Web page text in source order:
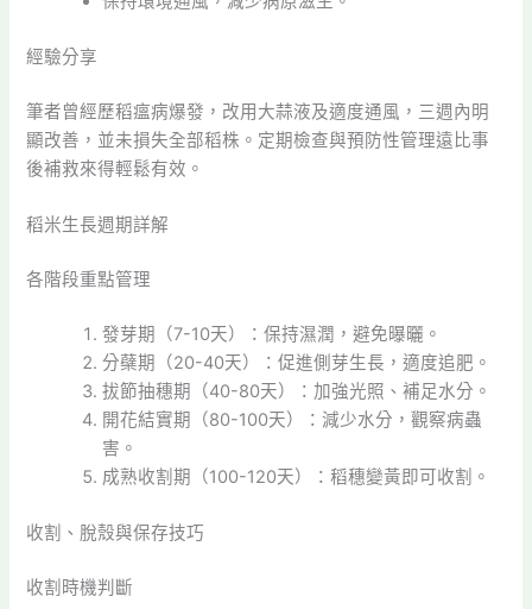
經驗分享
筆者曾經歷稻瘟病爆發，改用大蒜液及適度通風，三週內明
顯改善，並未損失全部稻株。定期檢查與預防性管理遠比事
後補救來得輕鬆有效。
稻米生長週期詳解
各階段重點管理
發芽期（7-10天）：保持濕潤，避免曝曬。
分蘗期（20-40天）：促進側芽生長，適度追肥。
拔節抽穗期（40-80天）：加強光照、補足水分。
開花結實期（80-100天）：減少水分，觀察病蟲
害。
成熟收割期（100-120天）：稻穗變黃即可收割。
收割、脫殼與保存技巧
收割時機判斷